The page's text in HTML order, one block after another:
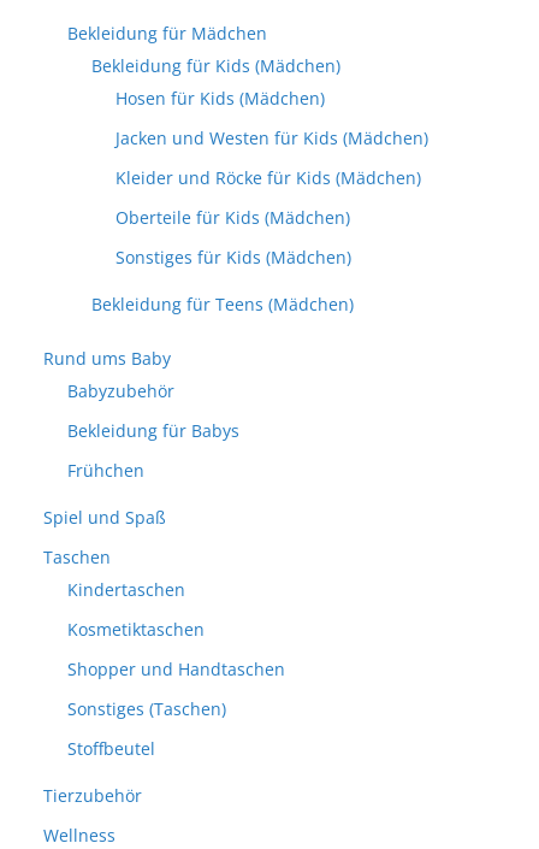
Bekleidung für Mädchen
Bekleidung für Kids (Mädchen)
Hosen für Kids (Mädchen)
Jacken und Westen für Kids (Mädchen)
Kleider und Röcke für Kids (Mädchen)
Oberteile für Kids (Mädchen)
Sonstiges für Kids (Mädchen)
Bekleidung für Teens (Mädchen)
Rund ums Baby
Babyzubehör
Bekleidung für Babys
Frühchen
Spiel und Spaß
Taschen
Kindertaschen
Kosmetiktaschen
Shopper und Handtaschen
Sonstiges (Taschen)
Stoffbeutel
Tierzubehör
Wellness